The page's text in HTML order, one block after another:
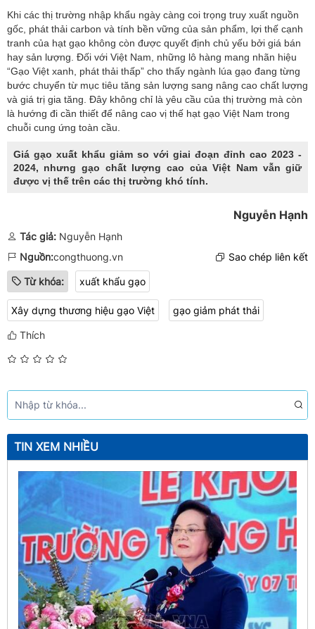
Khi các thị trường nhập khẩu ngày càng coi trọng truy xuất nguồn
gốc, phát thải carbon và tính bền vững của sản phẩm, lợi thế cạnh
tranh của hạt gạo không còn được quyết định chủ yếu bởi giá bán
hay sản lượng. Đối với Việt Nam, những lô hàng mang nhãn hiệu
“Gạo Việt xanh, phát thải thấp” cho thấy ngành lúa gạo đang từng
bước chuyển từ mục tiêu tăng sản lượng sang nâng cao chất lượng
và giá trị gia tăng. Đây không chỉ là yêu cầu của thị trường mà còn
là hướng đi cần thiết để nâng cao vị thế hạt gạo Việt Nam trong
chuỗi cung ứng toàn cầu.
Giá gạo xuất khẩu giảm so với giai đoạn đỉnh cao 2023 -
2024, nhưng gạo chất lượng cao của Việt Nam vẫn giữ
được vị thế trên các thị trường khó tính.
Nguyễn Hạnh
Tác giả: Nguyễn Hạnh
Nguồn:congthuong.vn Sao chép liên kết
Từ khóa: xuất khẩu gạo
Xây dựng thương hiệu gạo Việt gạo giảm phát thải
Thích
TIN XEM NHIỀU